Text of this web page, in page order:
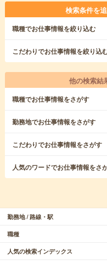
検索条件を
職種でお仕事情報を絞り込む
こだわりでお仕事情報を絞り込
他の検索結
職種でお仕事情報をさがす
勤務地でお仕事情報をさがす
こだわりでお仕事情報をさがす
人気のワードでお仕事情報をさ
勤務地 / 路線・駅
職種
人気の検索インデックス